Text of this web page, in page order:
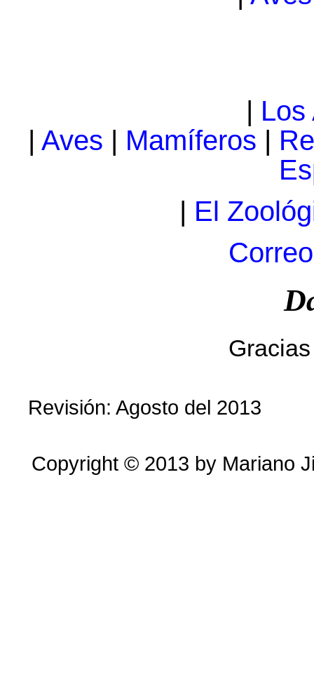
| Los
| Aves | Mamíferos |
| El
Revisión: Agosto del 2013
Copyright © 2013 by Mariano